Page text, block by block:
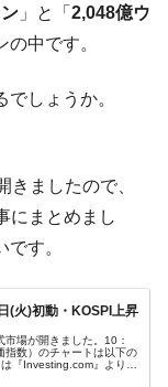
。
ジETFの清算は
落で200兆蒸
耐久性「なさす
ズブズブ沈む。
人をターゲット
合衆国企業に対
」と「 2,048億ウ
中です。
しょうか。
ましたので、
にまとめまし
す。
(火)初動・KOSPI上昇
場が開きました。10：
数）のチャートは以下の
『Investing.com』より引